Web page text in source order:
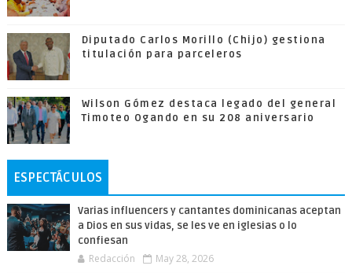
Diputado Carlos Morillo (Chijo) gestiona
titulación para parceleros
Wilson Gómez destaca legado del general
Timoteo Ogando en su 208 aniversario
ESPECTÁCULOS
Varias influencers y cantantes dominicanas aceptan
a Dios en sus vidas, se les ve en iglesias o lo
confiesan
Redacción May 28, 2026